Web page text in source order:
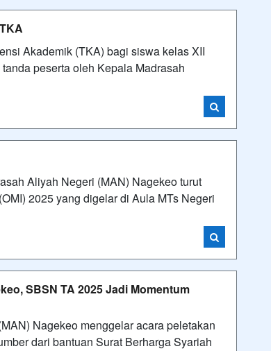
Akademik (TKA) bagi siswa kelas XII
peserta oleh Kepala Madrasah
Aliyah Negeri (MAN) Nagekeo turut
2025 yang digelar di Aula MTs Negeri
SBSN TA 2025 Jadi Momentum
Nagekeo menggelar acara peletakan
dari bantuan Surat Berharga Syariah